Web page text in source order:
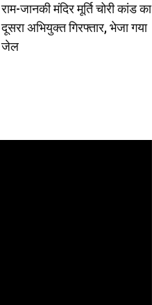
राम-जानकी मंदिर मूर्ति चोरी कांड का
दूसरा अभियुक्त गिरफ्तार, भेजा गया
जेल